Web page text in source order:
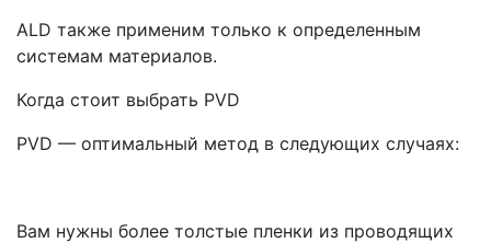
ALD также применим только к определенным
системам материалов.
Когда стоит выбрать PVD
PVD — оптимальный метод в следующих случаях:
Вам нужны более толстые пленки из проводящих